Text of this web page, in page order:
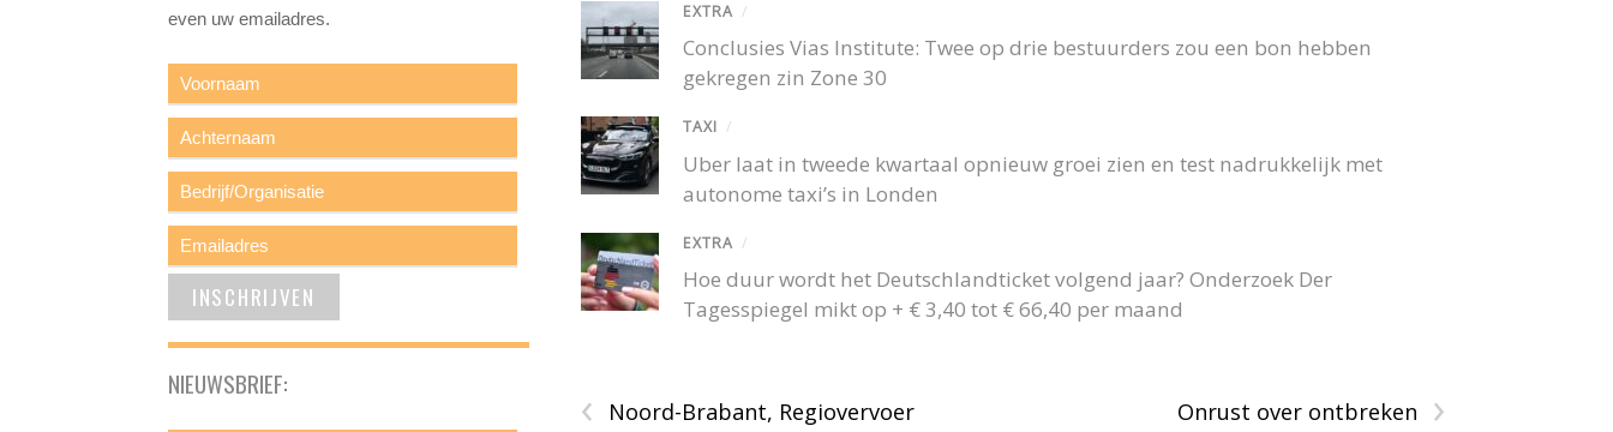
EXTRA /
Conclusies Vias Institute: Twee op drie bestuurders zou een bon hebben
gekregen zin Zone 30
TAXI /
Uber laat in tweede kwartaal opnieuw groei zien en test nadrukkelijk met
autonome taxi’s in Londen
EXTRA /
Hoe duur wordt het Deutschlandticket volgend jaar? Onderzoek Der
Tagesspiegel mikt op + € 3,40 tot € 66,40 per maand
‹
Noord-Brabant, Regiovervoer
›
Onrust over ontbreken
even uw emailadres.
NIEUWSBRIEF: